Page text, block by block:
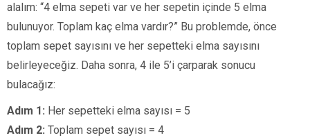
alalım: “4 elma sepeti var ve her sepetin içinde 5 elma
bulunuyor. Toplam kaç elma vardır?” Bu problemde, önce
toplam sepet sayısını ve her sepetteki elma sayısını
belirleyeceğiz. Daha sonra, 4 ile 5’i çarparak sonucu
bulacağız:
Adım 1: Her sepetteki elma sayısı = 5
Adım 2: Toplam sepet sayısı = 4